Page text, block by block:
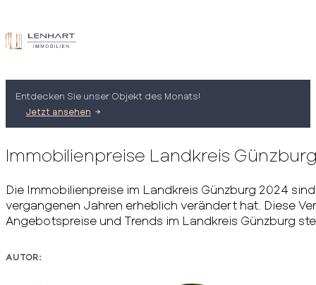
Entdecken Sie unser Objekt des Monats!
Jetzt ansehen
Immobilienpreise Landkreis
Die Immobilienpreise im Landkreis Günzburg 2024
vergangenen Jahren erheblich verändert hat. Diese
Angebotspreise und Trends im Landkreis Günzburg
AUTOR: